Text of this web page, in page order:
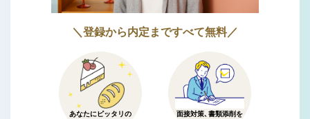
＼登録から内定まですべて無料／
あなたにピッタリの 面接対策、書類添削を